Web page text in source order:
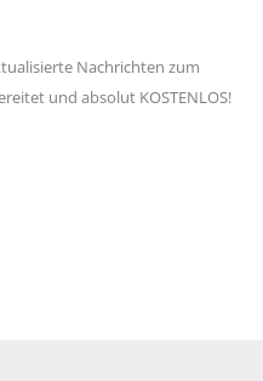
Nachrichten zum
und absolut KOSTENLOS!